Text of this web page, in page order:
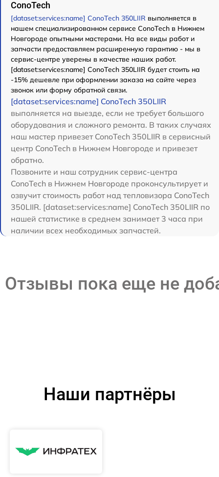
ConoTech
[dataset:services:name] ConoTech 350LIIR выполняется в
нашем специализированном сервисе ConoTech в Нижнем
Новгороде опытными мастерами. На все виды работ и
запчасти предоставляем расширенную гарантию - мы в
сервис-центре уверены в качестве наших работ.
[dataset:services:name] ConoTech 350LIIR будет стоить на
-15% дешевле при оформлении заказа на сайте через
звонок или форму обратной связи.
[dataset:services:name] ConoTech 350LIIR
выполняется на выезде, если не требует большого
оборудования и сложного ремонта. В таких случаях
наш мастер привезет ConoTech 350LIIR в сервисный
центр ConoTech в Нижнем Новгороде и привезет
обратно.
Позвоните и наш сотрудник сервис-центра
ConoTech в Нижнем Новгороде проконсультирует и
озвучит стоимость работ над тепловизора ConoTech
350LIIR. [dataset:services:name] ConoTech 350LIIR по
нашей статистике в среднем занимает 3 часа при
наличии всех необходимых запчастей.
Отзывы пока еще не
Наши партнёры